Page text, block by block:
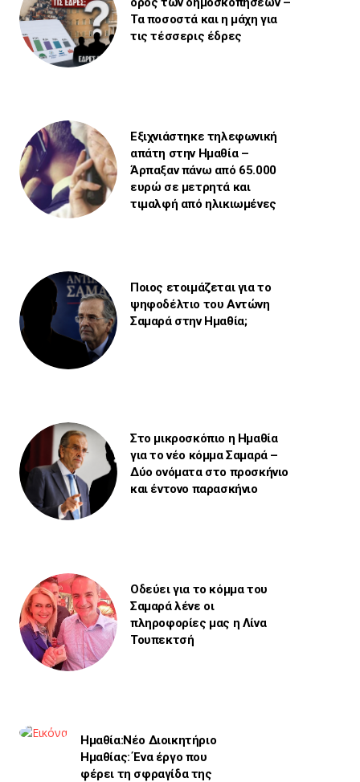
Τα ποσοστά και η μάχη για
τις τέσσερις έδρες
Εξιχνιάστηκε τηλεφωνική
απάτη στην Ημαθία –
Άρπαξαν πάνω από 65.000
ευρώ σε μετρητά και
τιμαλφή από ηλικιωμένες
Ποιος ετοιμάζεται για το
ψηφοδέλτιο του Αντώνη
Σαμαρά στην Ημαθία;
Στο μικροσκόπιο η Ημαθία
για το νέο κόμμα Σαμαρά –
Δύο ονόματα στο προσκήνιο
και έντονο παρασκήνιο
Οδεύει για το κόμμα του
Σαμαρά λένε οι
πληροφορίες μας η Λίνα
Τουπεκτσή
Ημαθία:Νέο Διοικητήριο
Ημαθίας: Ένα έργο που
φέρει τη σφραγίδα της